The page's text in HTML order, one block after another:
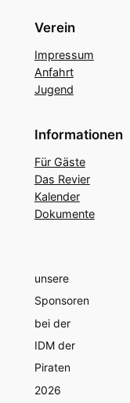
Verein
Impressum
Anfahrt
Jugend
Informationen
Für Gäste
Das Revier
Kalender
Dokumente
unsere
Sponsoren
bei der
IDM der
Piraten
2026